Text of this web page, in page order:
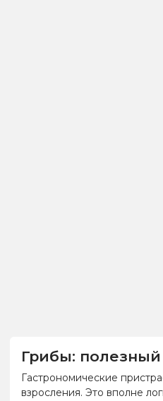
Грибы:
Гастрономические
взросления. Это вполне